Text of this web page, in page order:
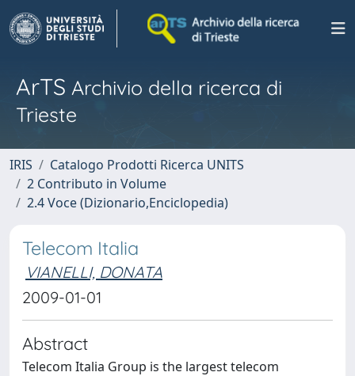
ArTS Archivio della ricerca di
Trieste
IRIS
Catalogo Prodotti Ricerca UNITS
2 Contributo in Volume
2.4 Voce (Dizionario,Enciclopedia)
Telecom Italia
VIANELLI, DONATA
2009-01-01
Abstract
Telecom Italia Group is the largest telecom